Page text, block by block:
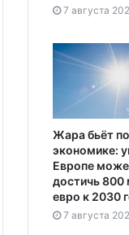
7 августа
Жара бьёт по
экономике:
Европе
достичь 800
евро к 2030
7 августа